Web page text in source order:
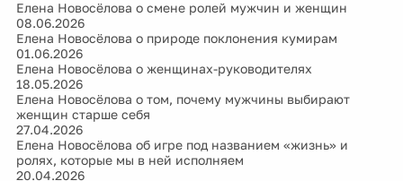
Елена Новосёлова о смене ролей мужчин и женщин
08.06.2026
Елена Новосёлова о природе поклонения кумирам
01.06.2026
Елена Новосёлова о женщинах-руководителях
18.05.2026
Елена Новосёлова о том, почему мужчины выбирают
женщин старше себя
27.04.2026
Елена Новосёлова об игре под названием «жизнь» и
ролях, которые мы в ней исполняем
20.04.2026